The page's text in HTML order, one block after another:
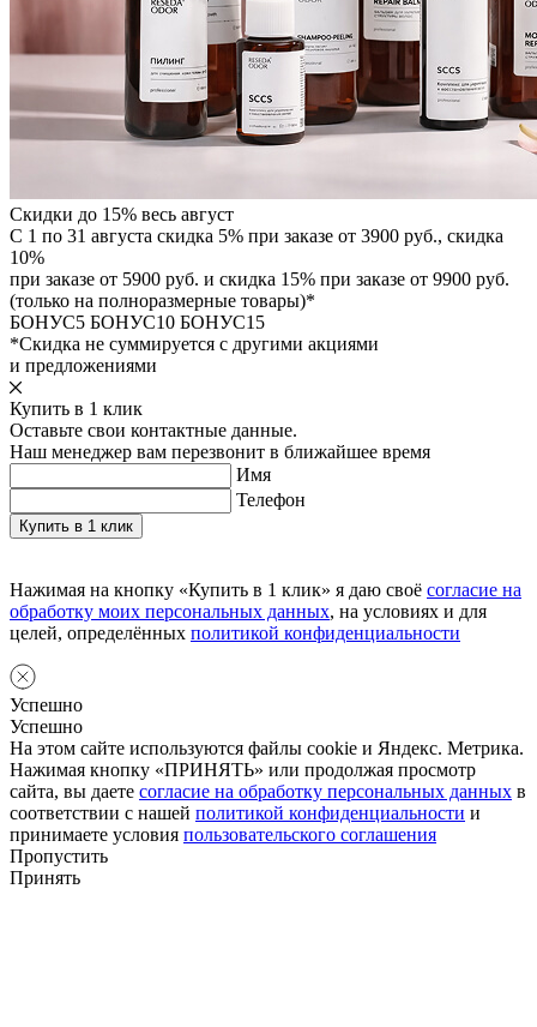
Скидки до 15% весь август
С 1 по 31 августа скидка 5% при заказе от 3900 руб., скидка
10%
при заказе от 5900 руб. и скидка 15% при заказе от 9900 руб.
(только на полноразмерные товары)*
БОНУС5 БОНУС10 БОНУС15
*Скидка не суммируется с другими акциями
и предложениями
Купить в 1 клик
Оставьте свои контактные данные.
Наш менеджер вам перезвонит в ближайшее время
Имя
Телефон
Нажимая на кнопку «Купить в 1 клик» я даю своё согласие на
обработку моих персональных данных, на условиях и для
целей, определённых политикой конфиденциальности
Успешно
Успешно
На этом сайте используются файлы cookie и Яндекс. Метрика.
Нажимая кнопку «ПРИНЯТЬ» или продолжая просмотр
сайта, вы даете согласие на обработку персональных данных в
соответствии с нашей политикой конфиденциальности и
принимаете условия пользовательского соглашения
Пропустить
Принять